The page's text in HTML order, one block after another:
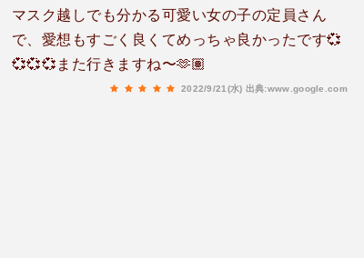
マスク越しでも分かる可愛い女の子の定員さん
で、愛想もすごく良くてめっちゃ良かったです💞
💞💞💞また行きますね〜🫶🏽
2022/9/21(水) 出典:www.google.com